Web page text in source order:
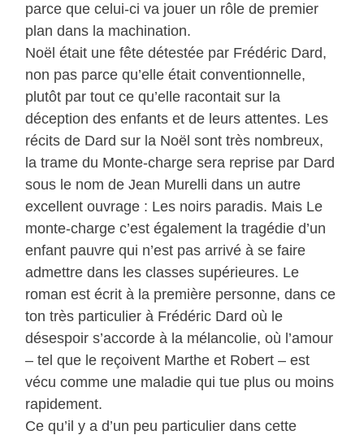
parce que celui-ci va jouer un rôle de premier
plan dans la machination.
Noël était une fête détestée par Frédéric Dard,
non pas parce qu’elle était conventionnelle,
plutôt par tout ce qu’elle racontait sur la
déception des enfants et de leurs attentes. Les
récits de Dard sur la Noël sont très nombreux,
la trame du Monte-charge sera reprise par Dard
sous le nom de Jean Murelli dans un autre
excellent ouvrage : Les noirs paradis. Mais Le
monte-charge c’est également la tragédie d’un
enfant pauvre qui n’est pas arrivé à se faire
admettre dans les classes supérieures. Le
roman est écrit à la première personne, dans ce
ton très particulier à Frédéric Dard où le
désespoir s’accorde à la mélancolie, où l’amour
– tel que le reçoivent Marthe et Robert – est
vécu comme une maladie qui tue plus ou moins
rapidement.
Ce qu’il y a d’un peu particulier dans cette